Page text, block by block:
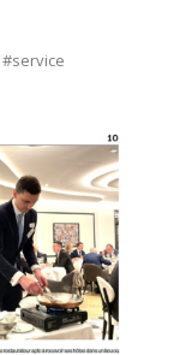
#service